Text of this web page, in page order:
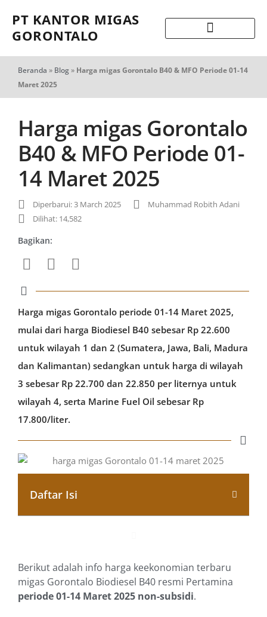
PT KANTOR MIGAS
GORONTALO
Beranda » Blog» Harga migas Gorontalo B40 & MFO Periode 01-14
Maret 2025
Harga migas Gorontalo
B40 & MFO Periode 01-
14 Maret 2025
Diperbarui: 3 March 2025
Muhammad Robith Adani
Dilihat: 14,582
Bagikan:
Harga migas Gorontalo periode 01-14 Maret 2025,
mulai dari harga Biodiesel B40 sebesar Rp 22.600
untuk wilayah 1 dan 2 (Sumatera, Jawa, Bali, Madura
dan Kalimantan) sedangkan untuk harga di wilayah
3 sebesar Rp 22.700 dan 22.850 per liternya untuk
wilayah 4, serta Marine Fuel Oil sebesar Rp
17.800/liter.
Daftar Isi
Berikut adalah info harga keekonomian terbaru
migas Gorontalo Biodiesel B40 resmi Pertamina
periode 01-14 Maret 2025 non-subsidi.